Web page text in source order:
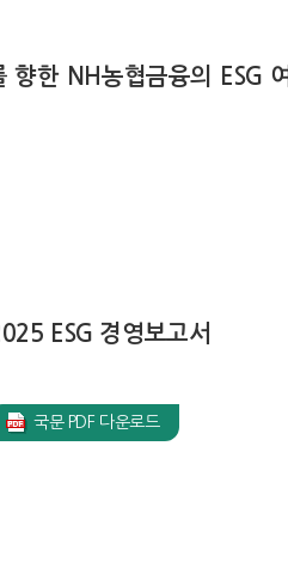
향한 NH농협금융의 ESG
ESG 경영보고서
국문 PDF 다운로드